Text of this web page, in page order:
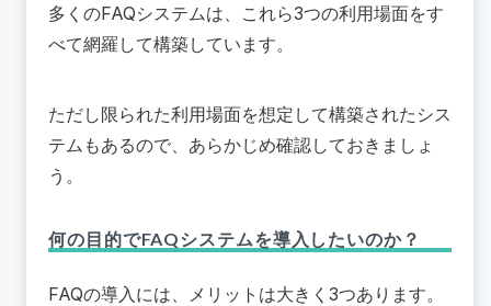
多くのFAQシステムは、これら3つの利用場面をす
べて網羅して構築しています。
ただし限られた利用場面を想定して構築されたシス
テムもあるので、あらかじめ確認しておきましょ
う。
何の目的でFAQシステムを導入したいのか？
FAQの導入には、メリットは大きく3つあります。